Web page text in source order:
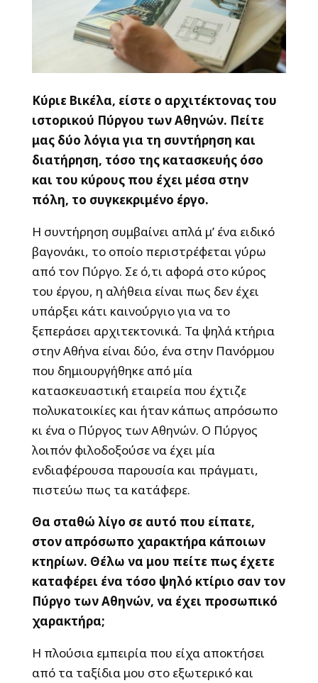
Κύριε Βικέλα, είστε ο αρχιτέκτονας του
ιστορικού Πύργου των Αθηνών. Πείτε
μας δύο λόγια για τη συντήρηση και
διατήρηση, τόσο της κατασκευής όσο
και του κύρους που έχει μέσα στην
πόλη, το συγκεκριμένο έργο.
Η συντήρηση συμβαίνει απλά μ’ ένα ειδικό
βαγονάκι, το οποίο περιστρέφεται γύρω
από τον Πύργο. Σε ό,τι αφορά στο κύρος
του έργου, η αλήθεια είναι πως δεν έχει
υπάρξει κάτι καινούργιο για να το
ξεπεράσει αρχιτεκτονικά. Τα ψηλά κτήρια
στην Αθήνα είναι δύο, ένα στην Πανόρμου
που δημιουργήθηκε από μία
κατασκευαστική εταιρεία που έχτιζε
πολυκατοικίες και ήταν κάπως απρόσωπο
κι ένα ο Πύργος των Αθηνών. Ο Πύργος
λοιπόν φιλοδοξούσε να έχει μία
ενδιαφέρουσα παρουσία και πράγματι,
πιστεύω πως τα κατάφερε.
Θα σταθώ λίγο σε αυτό που είπατε,
στον απρόσωπο χαρακτήρα κάποιων
κτηρίων. Θέλω να μου πείτε πως έχετε
καταφέρει ένα τόσο ψηλό κτίριο σαν τον
Πύργο των Αθηνών, να έχει προσωπικό
χαρακτήρα;
Η πλούσια εμπειρία που είχα αποκτήσει
από τα ταξίδια μου στο εξωτερικό και